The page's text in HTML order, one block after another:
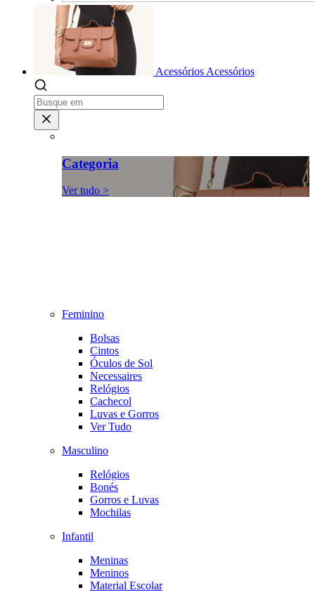
Acessórios Acessórios
Categoria
Ver tudo >
Feminino
Bolsas
Cintos
Óculos de Sol
Necessaires
Relógios
Cachecol
Luvas e Gorros
Ver Tudo
Masculino
Relógios
Bonés
Gorros e Luvas
Mochilas
Infantil
Meninas
Meninos
Material Escolar